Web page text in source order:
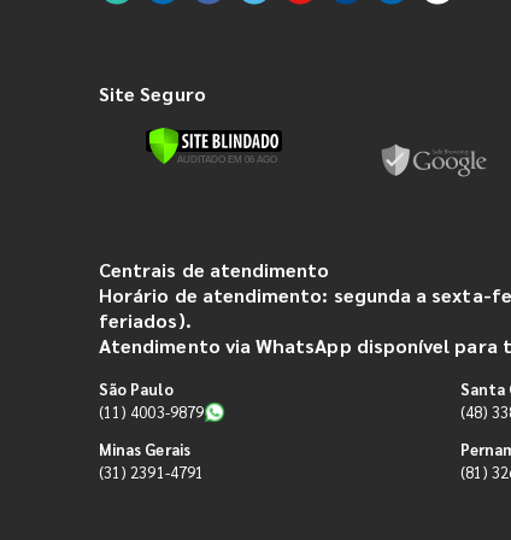
Site Seguro
Centrais de atendimento
Horário de atendimento: segunda a sexta-
feriados).
Atendimento via WhatsApp disponível para
São Paulo
(11) 4003-9879
Minas Gerais
(31) 2391-4791
Santa
(48)
(81)